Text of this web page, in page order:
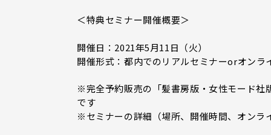
＜特典セミナー開催概要＞
開催日：2021年5月11日（火）
開催形式：都内でのリアルセミナーorオンラ
※完全予約販売の「髪書房版・女性モード社
です
※セミナーの詳細（場所、開催時間、オンラ